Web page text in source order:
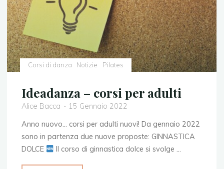
Corsi di danza Notizie Pilates
Ideadanza – corsi per adulti
Alice Bacca
15 Gennaio 2022
Anno nuovo… corsi per adulti nuovi! Da gennaio 2022
sono in partenza due nuove proposte: GINNASTICA
DOLCE
Il corso di ginnastica dolce si svolge …